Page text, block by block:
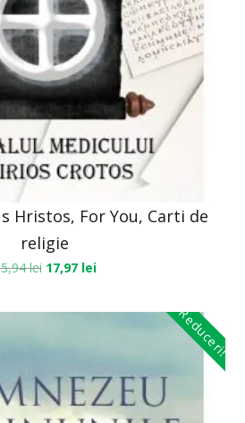
Hristos, For You, Carti de
religie
lei 17,97 lei
Reduceri!